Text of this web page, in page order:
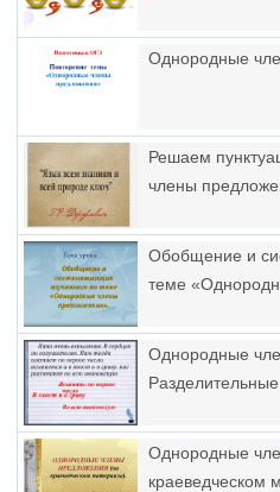
Однородные
Решаем
члены
Обобщение и
теме
Однородные
Однородные
краеведческом